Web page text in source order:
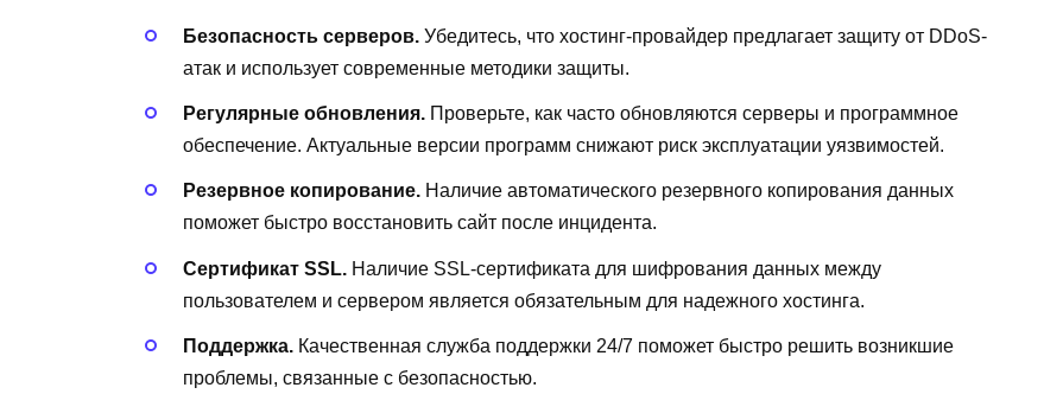
Безопасность серверов. Убедитесь, что хостинг-провайдер предлагает защиту от DDoS-
атак и использует современные методики защиты.
Регулярные обновления. Проверьте, как часто обновляются серверы и программное
обеспечение. Актуальные версии программ снижают риск эксплуатации уязвимостей.
Резервное копирование. Наличие автоматического резервного копирования данных
поможет быстро восстановить сайт после инцидента.
Сертификат SSL. Наличие SSL-сертификата для шифрования данных между
пользователем и сервером является обязательным для надежного хостинга.
Поддержка. Качественная служба поддержки 24/7 поможет быстро решить возникшие
проблемы, связанные с безопасностью.